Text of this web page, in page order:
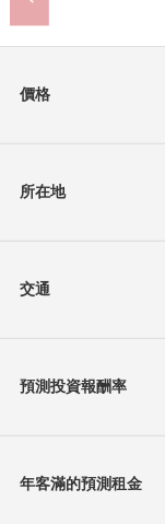
價格
所在地
交通
預測投資報酬率
年客滿的預測租金